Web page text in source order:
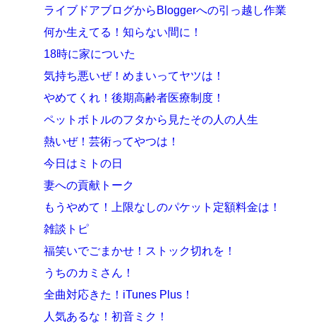
ライブドアブログからBloggerへの引っ越し作業
何か生えてる！知らない間に！
18時に家についた
気持ち悪いぜ！めまいってヤツは！
やめてくれ！後期高齢者医療制度！
ペットボトルのフタから見たその人の人生
熱いぜ！芸術ってやつは！
今日はミトの日
妻への貢献トーク
もうやめて！上限なしのパケット定額料金は！
雑談トピ
福笑いでごまかせ！ストック切れを！
うちのカミさん！
全曲対応きた！iTunes Plus！
人気あるな！初音ミク！